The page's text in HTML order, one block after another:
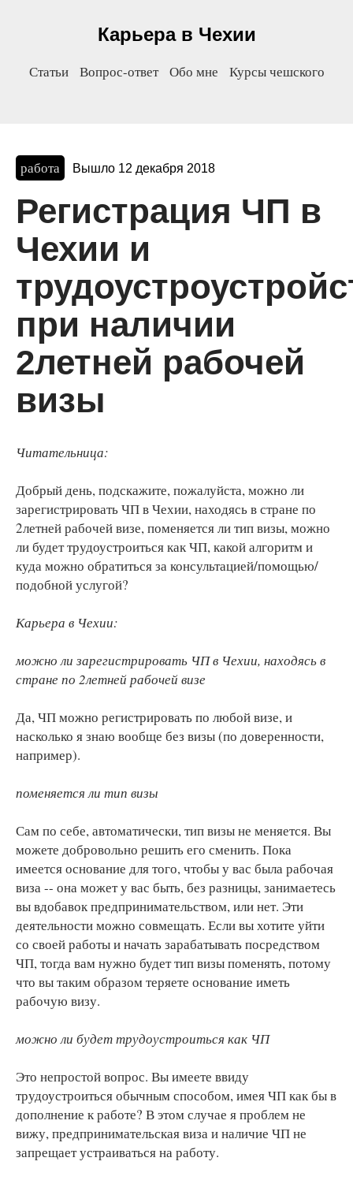
Карьера в Чехии
Статьи Вопрос-ответ Обо мне Курсы чешского
работа Вышло 12 декабря 2018
Регистрация ЧП в
Чехии и
при наличии
2летней рабочей
визы
Читательница:
Добрый день, подскажите, пожалуйста, можно ли
зарегистрировать ЧП в Чехии, находясь в стране по
2летней рабочей визе, поменяется ли тип визы, можно
ли будет трудоустроиться как ЧП, какой алгоритм и
куда можно обратиться за консультацией/помощью/
подобной услугой?
Карьера в Чехии:
можно ли зарегистрировать ЧП в Чехии, находясь в
стране по 2летней рабочей визе
Да, ЧП можно регистрировать по любой визе, и
насколько я знаю вообще без визы (по доверенности,
например).
поменяется ли тип визы
Сам по себе, автоматически, тип визы не меняется. Вы
можете добровольно решить его сменить. Пока
имеется основание для того, чтобы у вас была рабочая
виза -- она может у вас быть, без разницы, занимаетесь
вы вдобавок предпринимательством, или нет. Эти
деятельности можно совмещать. Если вы хотите уйти
со своей работы и начать зарабатывать посредством
ЧП, тогда вам нужно будет тип визы поменять, потому
что вы таким образом теряете основание иметь
рабочую визу.
можно ли будет трудоустроиться как ЧП
Это непростой вопрос. Вы имеете ввиду
трудоустроиться обычным способом, имея ЧП как бы в
дополнение к работе? В этом случае я проблем не
вижу, предпринимательская виза и наличие ЧП не
запрещает устраиваться на работу.